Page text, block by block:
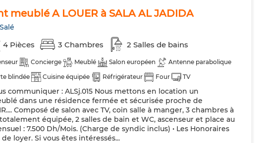
meublé A LOUER à SALA AL JADIDA
4 Pièces 3 Chambres 2 Salles de bains
Concierge Meublé Salon européen
Antenne parabolique
blindée Cuisine équipée Réfrigérateur Four
TV
Micro-ondes
communiquer : ALSj.015 Nous mettons en location un
dans une résidence fermée et sécurisée proche de
Composé de salon avec TV, coin salle à manger, 3 chambres à
équipée, 2 salles de bain et WC, ascenseur et place au
: 7.500 Dh/Mois. (Charge de syndic inclus) • Les Honoraires
loyer. Si vous êtes intéressés...